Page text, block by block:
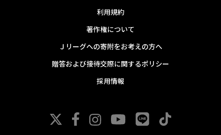
利用規約
著作権について
Ｊリーグへの寄附をお考えの方へ
贈答および接待交際に関するポリシー
採用情報